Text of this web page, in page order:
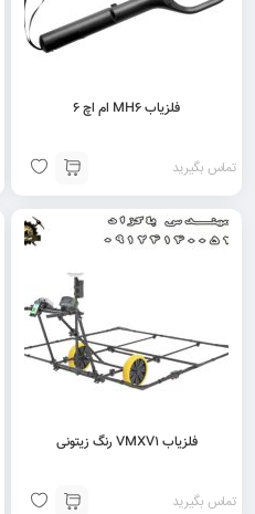
فلزیاب MH6 ام اچ 6
تماس بگیرید
فلزیاب VMXV1 رنگ زیتونی
تماس بگیرید